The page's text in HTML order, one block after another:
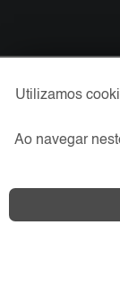
Utilizamos
Ao navegar